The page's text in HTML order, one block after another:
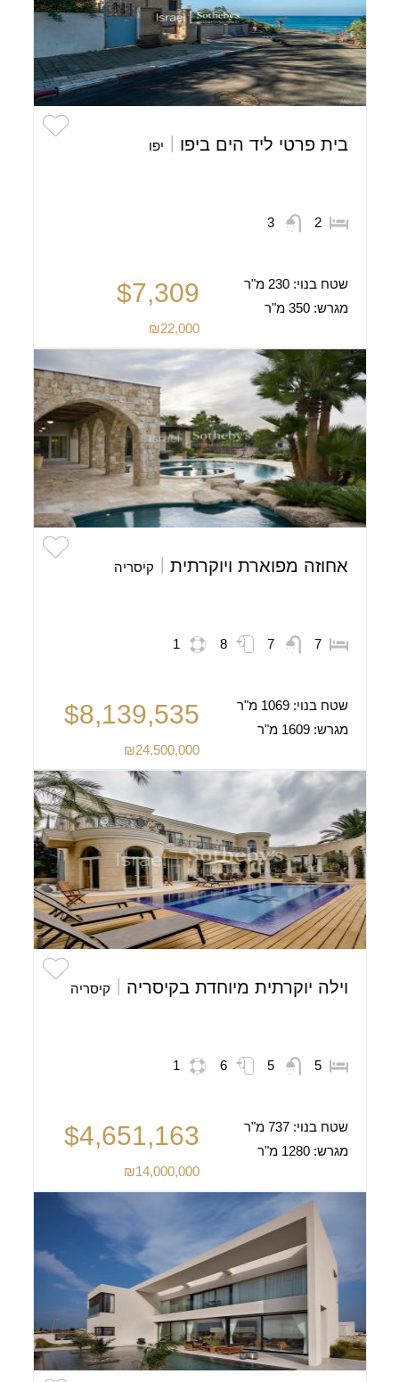
בית פרטי ליד הים ביפו יפו
2
3
שטח בנוי:230 מ"ר
מגרש:350 מ"ר
$7,309
₪22,000
אחוזה מפוארת ויוקרתית קיסריה
7
7
8
1
שטח בנוי:1069 מ"ר
מגרש:1609 מ"ר
$8,139,535
₪24,500,000
וילה יוקרתית מיוחדת בקיסריה קיסריה
5
5
6
1
שטח בנוי:737 מ"ר
מגרש:1280 מ"ר
$4,651,163
₪14,000,000